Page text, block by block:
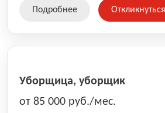
Подробнее Откликнуться
Уборщица, уборщик
от 85 000 руб./мес.